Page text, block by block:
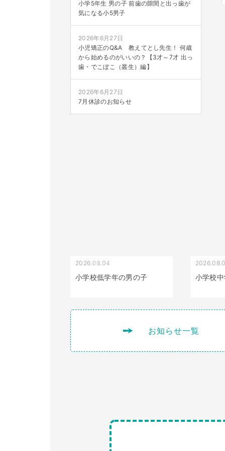
小学5年生 男の子 前歯の隙間と出っ歯が
気になる小5男子
2026年6月27日
小児矯正のQ&A 教えてとし先生！ 何歳
から始めるのがいいの？【3才～7才 出っ
歯・でこぼこ（叢生）編】
2026年6月27日
7月休診のお知らせ
受け口（しゃくれている）
2026.08.04
小学校低学年の男の子 小学校
お知らせ一覧